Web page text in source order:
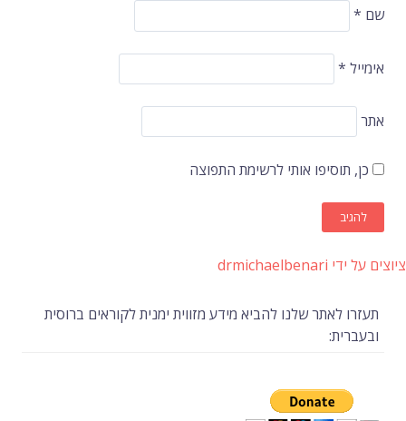
שם *
אימייל *
אתר
כן, תוסיפו אותי לרשימת התפוצה
ציוצים על ידי drmichaelbenari
תעזרו לאתר שלנו להביא מידע מזווית ימנית לקוראים ברוסית
ובעברית: